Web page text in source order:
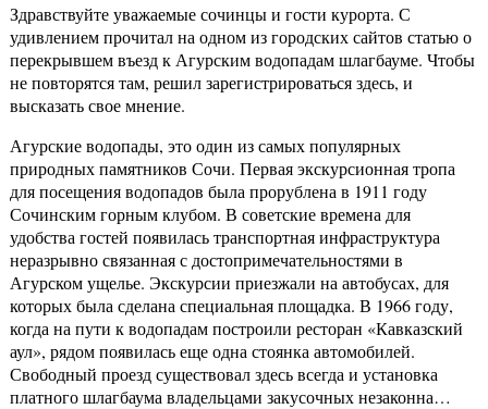
Здравствуйте уважаемые сочинцы и гости курорта. С
удивлением прочитал на одном из городских сайтов статью о
перекрывшем въезд к Агурским водопадам шлагбауме. Чтобы
не повторятся там, решил зарегистрироваться здесь, и
высказать свое мнение.
Агурские водопады, это один из самых популярных
природных памятников Сочи. Первая экскурсионная тропа
для посещения водопадов была прорублена в 1911 году
Сочинским горным клубом. В советские времена для
удобства гостей появилась транспортная инфраструктура
неразрывно связанная с достопримечательностями в
Агурском ущелье. Экскурсии приезжали на автобусах, для
которых была сделана специальная площадка. В 1966 году,
когда на пути к водопадам построили ресторан «Кавказский
аул», рядом появилась еще одна стоянка автомобилей.
Свободный проезд существовал здесь всегда и установка
платного шлагбаума владельцами закусочных незаконна…